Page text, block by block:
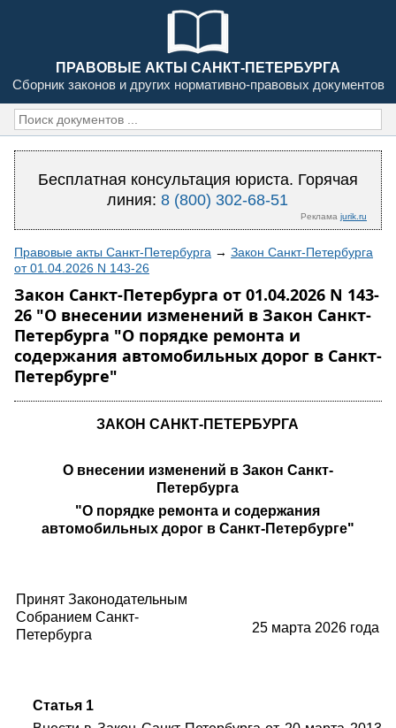
ПРАВОВЫЕ АКТЫ САНКТ-ПЕТЕРБУРГА
Сборник законов и других нормативно-правовых документов
Бесплатная консультация юриста. Горячая
линия:8 (800) 302-68-51
Реклама jurik.ru
Правовые акты Санкт-Петербурга → Закон Санкт-Петербурга
от 01.04.2026 N 143-26
Закон Санкт-Петербурга от 01.04.2026 N 143-
26 "О внесении изменений в Закон Санкт-
Петербурга "О порядке ремонта и
содержания автомобильных дорог в Санкт-
Петербурге"
ЗАКОН САНКТ-ПЕТЕРБУРГА
О внесении изменений в Закон Санкт-
Петербурга
"О порядке ремонта и содержания
автомобильных дорог в Санкт-Петербурге"
Принят Законодательным
Собранием Санкт-
Петербурга
25 марта 2026 года
Статья 1